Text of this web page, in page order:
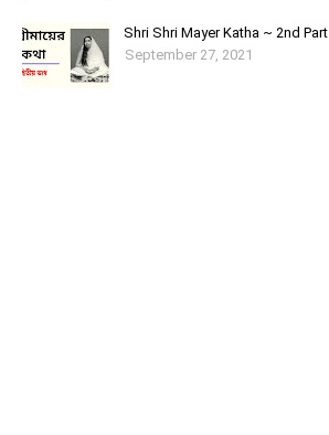
Shri Shri Mayer Katha ~ 2nd Part
September 27, 2021